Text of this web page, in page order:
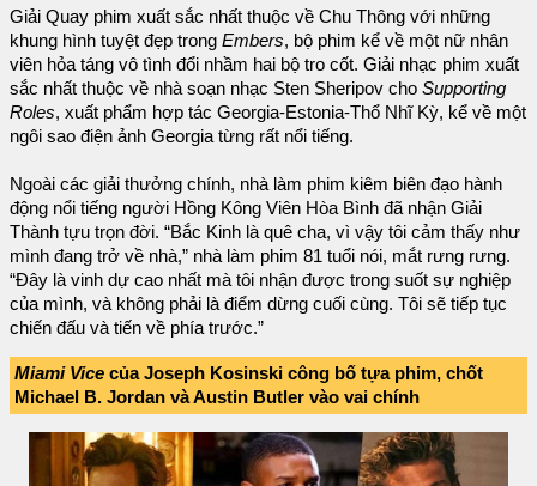
Giải Quay phim xuất sắc nhất thuộc về Chu Thông với những
khung hình tuyệt đẹp trong Embers, bộ phim kể về một nữ nhân
viên hỏa táng vô tình đổi nhầm hai bộ tro cốt. Giải nhạc phim xuất
sắc nhất thuộc về nhà soạn nhạc Sten Sheripov cho Supporting
Roles, xuất phẩm hợp tác Georgia-Estonia-Thổ Nhĩ Kỳ, kể về một
ngôi sao điện ảnh Georgia từng rất nổi tiếng.
Ngoài các giải thưởng chính, nhà làm phim kiêm biên đạo hành
động nổi tiếng người Hồng Kông Viên Hòa Bình đã nhận Giải
Thành tựu trọn đời. “Bắc Kinh là quê cha, vì vậy tôi cảm thấy như
mình đang trở về nhà,” nhà làm phim 81 tuổi nói, mắt rưng rưng.
“Đây là vinh dự cao nhất mà tôi nhận được trong suốt sự nghiệp
của mình, và không phải là điểm dừng cuối cùng. Tôi sẽ tiếp tục
chiến đấu và tiến về phía trước.”
Miami Vice của Joseph Kosinski công bố tựa phim, chốt
Michael B. Jordan và Austin Butler vào vai chính